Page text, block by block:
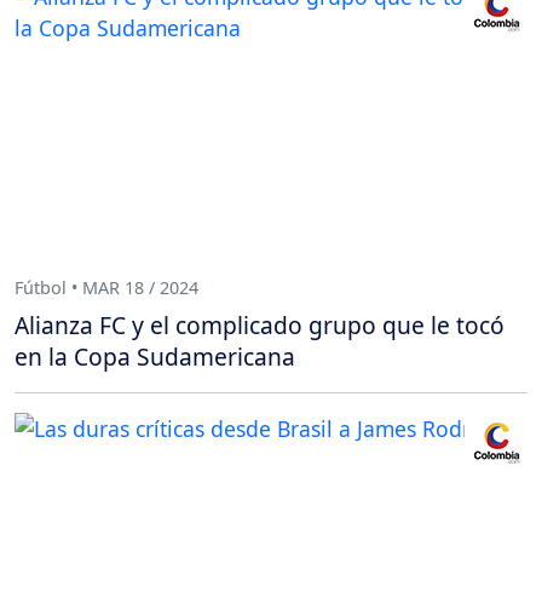
Fútbol • MAR 18 / 2024
Alianza FC y el complicado grupo que le tocó
en la Copa Sudamericana